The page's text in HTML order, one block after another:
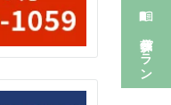
葬儀プラン